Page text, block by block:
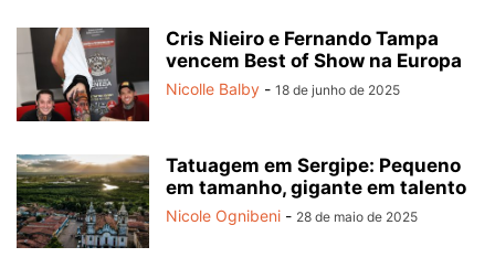
Cris Nieiro e Fernando Tampa
vencem Best of Show na Europa
Nicolle Balby - 18 de junho de 2025
Tatuagem em Sergipe: Pequeno
em tamanho, gigante em talento
Nicole Ognibeni - 28 de maio de 2025